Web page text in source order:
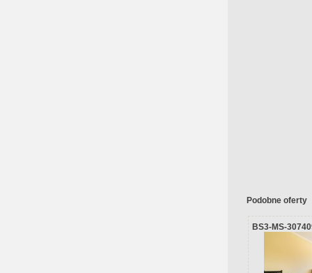
Podobne oferty
BS3-MS-